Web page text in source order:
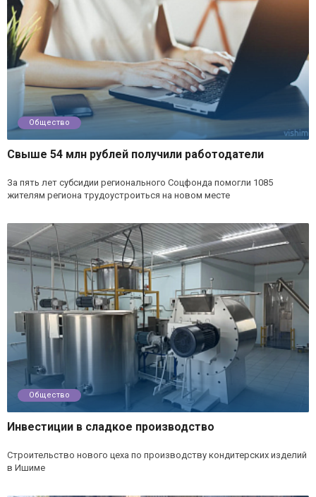
Общество
Свыше 54 млн рублей получили работодатели
За пять лет субсидии регионального Соцфонда помогли 1085
жителям региона трудоустроиться на новом месте
Общество
Инвестиции в сладкое производство
Строительство нового цеха по производству кондитерских изделий
в Ишиме